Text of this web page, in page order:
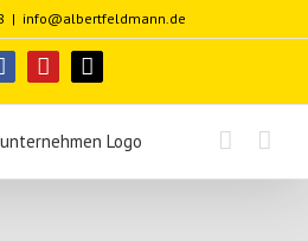
| info@albertfeldmann.de
facebook
youtube
E-
Mail